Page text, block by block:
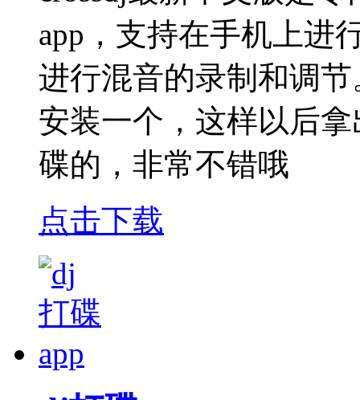
app，支持在手机上进
进行混音的录制和调
安装一个，这样以后
碟的，非常不错哦
点击下载